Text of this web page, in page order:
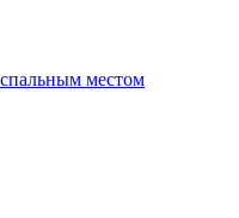
местом